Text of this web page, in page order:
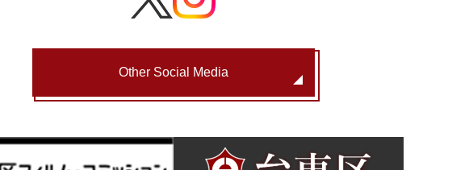
Other Social Media